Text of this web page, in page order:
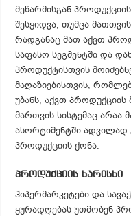
მეწარმისგან
შესყიდვა, თუმცა
რადგანაც მათ აქვთ
საფასო სეგმენტში და
პროდუქტისთვის
მაღაზიებისთვის,
უბანს, აქვთ პროდუქციის
მართვის სისტემაც არაა
ასორტიმენტში ადვილად
პროდუქციის ქონა.
პროდუქციის ხარისხი
ჰიპერმარკეტები და
ყურადღებას უთმობენ